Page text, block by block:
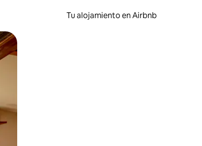
Tu alojamiento en Airbnb